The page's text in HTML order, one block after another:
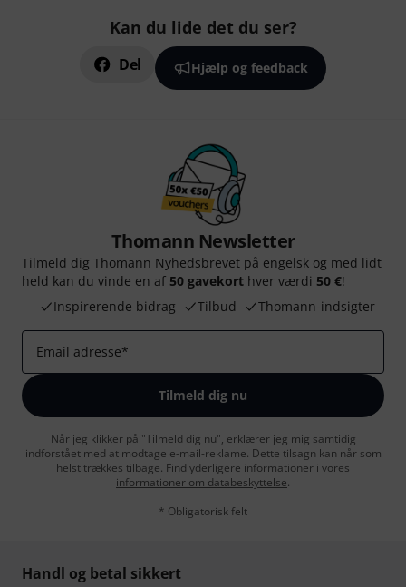
Kan du lide det du ser?
Del Hjælp og feedback
Thomann Newsletter
Tilmeld dig Thomann Nyhedsbrevet på engelsk og med lidt
held kan du vinde en af 50 gavekort hver værdi 50 €!
Inspirerende bidrag
Tilbud Thomann-indsigter
Email adresse*
Tilmeld dig nu
Når jeg klikker på "Tilmeld dig nu", erklærer jeg mig samtidig
indforstået med at modtage e-mail-reklame. Dette tilsagn kan når som
helst trækkes tilbage. Find yderligere informationer i vores
informationer om databeskyttelse.
* Obligatorisk felt
Handl og betal sikkert